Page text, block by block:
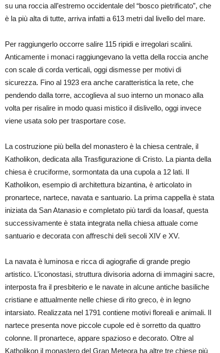
su una roccia all’estremo occidentale del “bosco pietrificato”, che
è la più alta di tutte, arriva infatti a 613 metri dal livello del mare.
Per raggiungerlo occorre salire 115 ripidi e irregolari scalini.
Anticamente i monaci raggiungevano la vetta della roccia anche
con scale di corda verticali, oggi dismesse per motivi di
sicurezza. Fino al 1923 era anche caratteristica la rete, che
pendendo dalla torre, accoglieva al suo interno un monaco alla
volta per risalire in modo quasi mistico il dislivello, oggi invece
viene usata solo per trasportare cose.
La costruzione più bella del monastero è la chiesa centrale, il
Katholikon, dedicata alla Trasfigurazione di Cristo. La pianta della
chiesa è cruciforme, sormontata da una cupola a 12 lati. Il
Katholikon, esempio di architettura bizantina, è articolato in
pronartece, nartece, navata e santuario. La prima cappella è stata
iniziata da San Atanasio e completato più tardi da Ioasaf, questa
successivamente è stata integrata nella chiesa attuale come
santuario e decorata con affreschi deli secoli XIV e XV.
La navata è luminosa e ricca di agiografie di grande pregio
artistico. L’iconostasi, struttura divisoria adorna di immagini sacre,
interposta fra il presbiterio e le navate in alcune antiche basiliche
cristiane e attualmente nelle chiese di rito greco, è in legno
intarsiato. Realizzata nel 1791 contiene motivi floreali e animali. Il
nartece presenta nove piccole cupole ed è sorretto da quattro
colonne. Il pronartece, appare spazioso e decorato. Oltre al
Katholikon il monastero del Gran Meteora ha altre tre chiese più